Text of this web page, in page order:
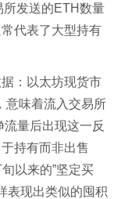
所发送的ETH数量
代表了大型持有
：以太坊现货市
意味着流入交易所
量后出现这一反
持有而非出售
以来的”坚定买
表现出类似的囤积